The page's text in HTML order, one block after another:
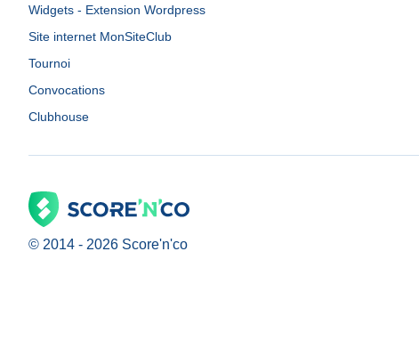
Widgets - Extension Wordpress
Site internet MonSiteClub
Tournoi
Convocations
Clubhouse
© 2014 - 2026 Score'n'co